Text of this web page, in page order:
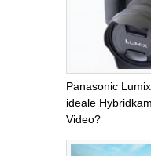
Panasonic
ideale
Video?